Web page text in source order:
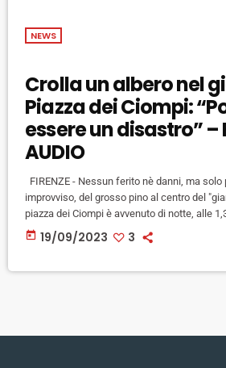
NEWS
Crolla un albero nel
Piazza dei Ciompi:
essere un disastro” –
AUDIO
FIRENZE - Nessun ferito nè danni, ma solo
improvviso, del grosso pino al centro del
piazza dei Ciompi è avvenuto di notte, alle
riferiscono alcuni residenti. "Poteva essere
mezza voce una signora che stamani
today 19/09/2023 3